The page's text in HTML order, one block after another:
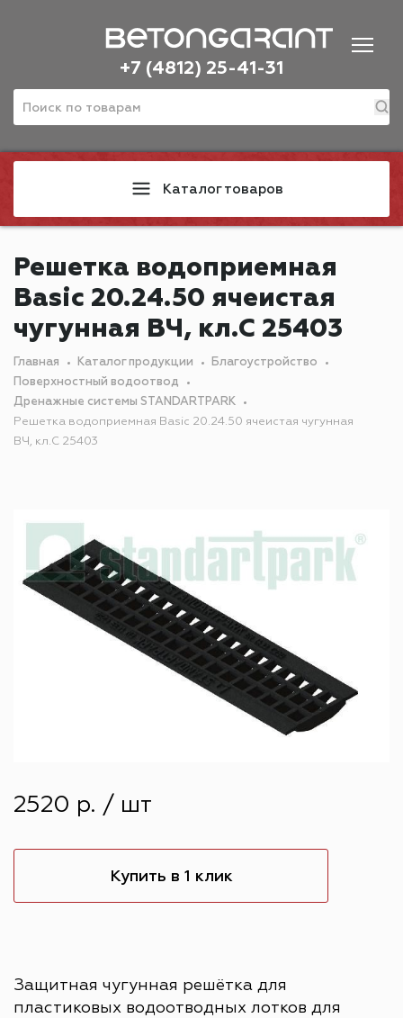
+7 (4812) 25-41-31
Каталог товаров
Решетка водоприемная
Basic 20.24.50 ячеистая
чугунная ВЧ, кл.С 25403
Главная Каталог продукции
Благоустройство
Поверхностный водоотвод
Дренажные системы STANDARTPARK
Решетка водоприемная Basic 20.24.50 ячеистая чугунная
ВЧ, кл.С 25403
2520 р. / шт
Купить в 1 клик
Защитная чугунная решётка для
пластиковых водоотводных лотков для